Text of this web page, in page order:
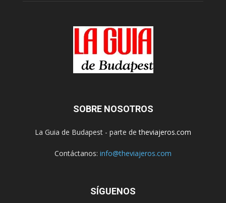
SOBRE NOSOTROS
La Guia de Budapest - parte detheviajeros.com
Contáctanos: info@theviajeros.com
SÍGUENOS